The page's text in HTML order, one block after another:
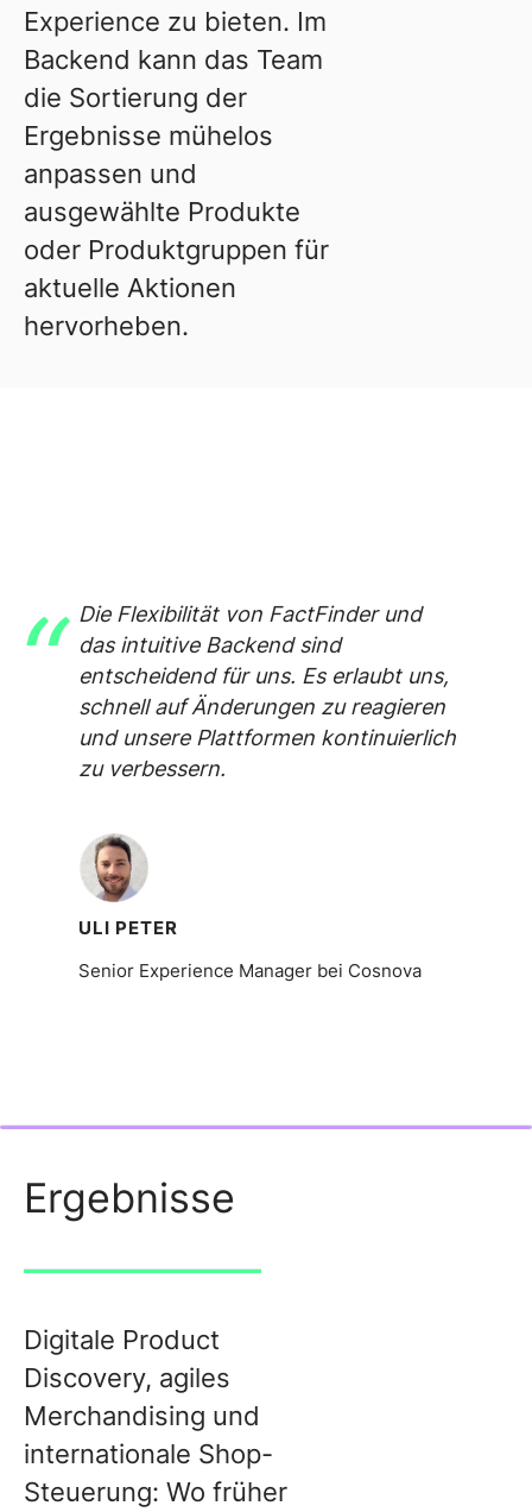
Experience zu bieten. Im
Backend kann das Team
die Sortierung der
Ergebnisse mühelos
anpassen und
ausgewählte Produkte
oder Produktgruppen für
aktuelle Aktionen
hervorheben.
Die Flexibilität von FactFinder und
das intuitive Backend sind
entscheidend für uns. Es erlaubt uns,
schnell auf Änderungen zu reagieren
und unsere Plattformen kontinuierlich
zu verbessern.
ULI PETER
Senior Experience Manager bei Cosnova
Ergebnisse
Digitale Product
Discovery, agiles
Merchandising und
internationale Shop-
Steuerung: Wo früher